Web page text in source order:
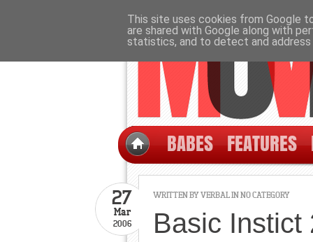
BABES FEATURES
WRITTEN BYVERBALIN NO CATEGORY
27
Mar
2006 Basic Instict
This site uses cookies from Google
are shared with Google along with
statistics, and to detect and address